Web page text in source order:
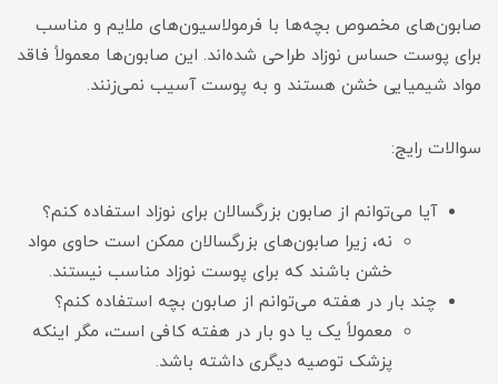
صابون‌های مخصوص بچه‌ها با فرمولاسیون‌های ملایم و مناسب
برای پوست حساس نوزاد طراحی شده‌اند. این صابون‌ها معمولاً فاقد
مواد شیمیایی خشن هستند و به پوست آسیب نمی‌زنند.
سوالات رایج:
آیا می‌توانم از صابون بزرگسالان برای نوزاد استفاده کنم؟
نه، زیرا صابون‌های بزرگسالان ممکن است حاوی مواد
خشن باشند که برای پوست نوزاد مناسب نیستند.
چند بار در هفته می‌توانم از صابون بچه استفاده کنم؟
معمولاً یک یا دو بار در هفته کافی است، مگر اینکه
پزشک توصیه دیگری داشته باشد.